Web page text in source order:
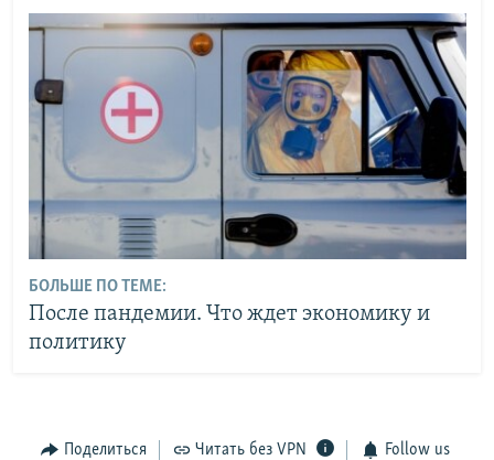
БОЛЬШЕ ПО ТЕМЕ:
После пандемии. Что ждет экономику и
политику
Поделиться Читать без VPN Follow us